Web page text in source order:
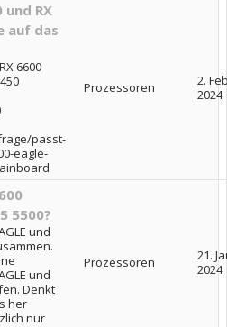
RX
auf das
6600
passt-
eagle-
Prozessoren
2.
2024
5500?
und
und
Denkt
her
nur
Prozessoren
21.
2024